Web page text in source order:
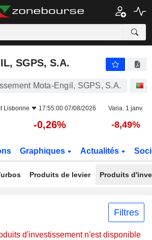
S.A.
SGPS, S.A.
Mota-Engil, SGPS, S.A.
Lisbonne 17:55:00 07/08/2026 Varia. 1 janv.
-0,26% -8,49%
Graphiques Actualités
Produits de levier Produits
Filtres
d'investissement n'est disponible